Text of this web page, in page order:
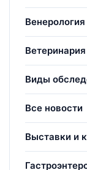
Ветеринария
Виды
Все новости
Выставки и